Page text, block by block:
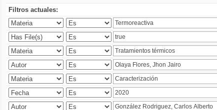
Filtros actuales: